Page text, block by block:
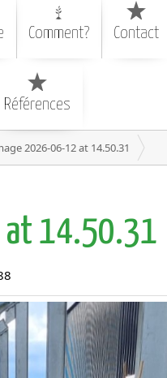
Comment? Contact
Références
2026-06-12 at 14.50.31
at 14.50.31